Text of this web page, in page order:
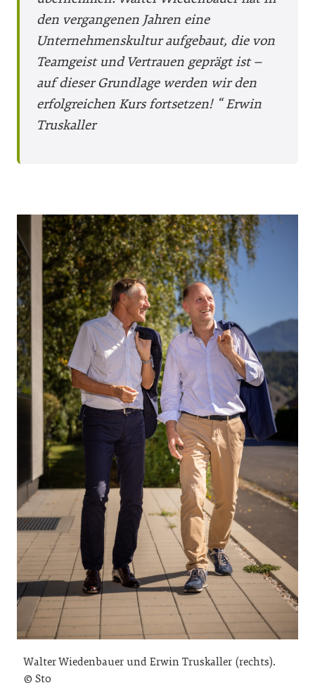
den vergangenen Jahren eine
Unternehmenskultur aufgebaut, die von
Teamgeist und Vertrauen geprägt ist –
auf dieser Grundlage werden wir den
erfolgreichen Kurs fortsetzen! “Erwin
Truskaller
Walter Wiedenbauer und Erwin Truskaller (rechts).
© Sto